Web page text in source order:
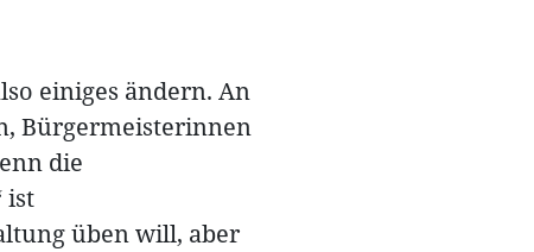
einiges ändern. An
Bürgermeisterinnen
die
ist
üben will, aber